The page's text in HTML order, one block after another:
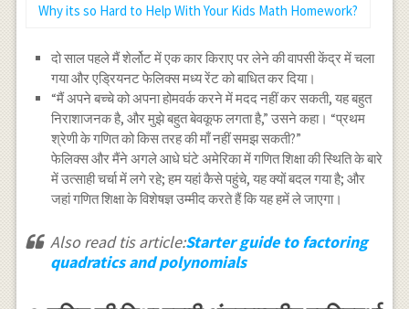
Why its so Hard to Help With Your Kids Math Homework?
दो साल पहले मैं शेर्लोट में एक कार किराए पर लेने की वापसी केंद्र में चला
गया और एड्रियनट फेलिक्स मध्य रेंट को बाधित कर दिया।
“मैं अपने बच्चे को अपना होमवर्क करने में मदद नहीं कर सकती, यह बहुत
निराशाजनक है, और मुझे बहुत बेवकूफ लगता है,” उसने कहा। “प्रथम
श्रेणी के गणित को किस तरह की माँ नहीं समझ सकती?”
फेलिक्स और मैंने अगले आधे घंटे अमेरिका में गणित शिक्षा की स्थिति के बारे
में उत्साही चर्चा में लगे रहे; हम यहां कैसे पहुंचे, यह क्यों बदल गया है; और
जहां गणित शिक्षा के विशेषज्ञ उम्मीद करते हैं कि यह हमें ले जाएगा।
Also read tis article:Starter guide to factoring
quadratics and polynomials